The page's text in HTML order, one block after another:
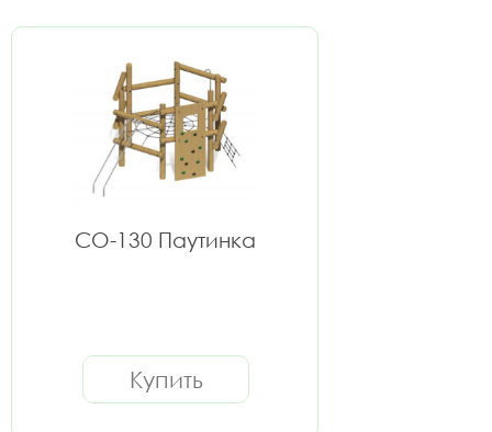
СО-130 Паутинка
Купить